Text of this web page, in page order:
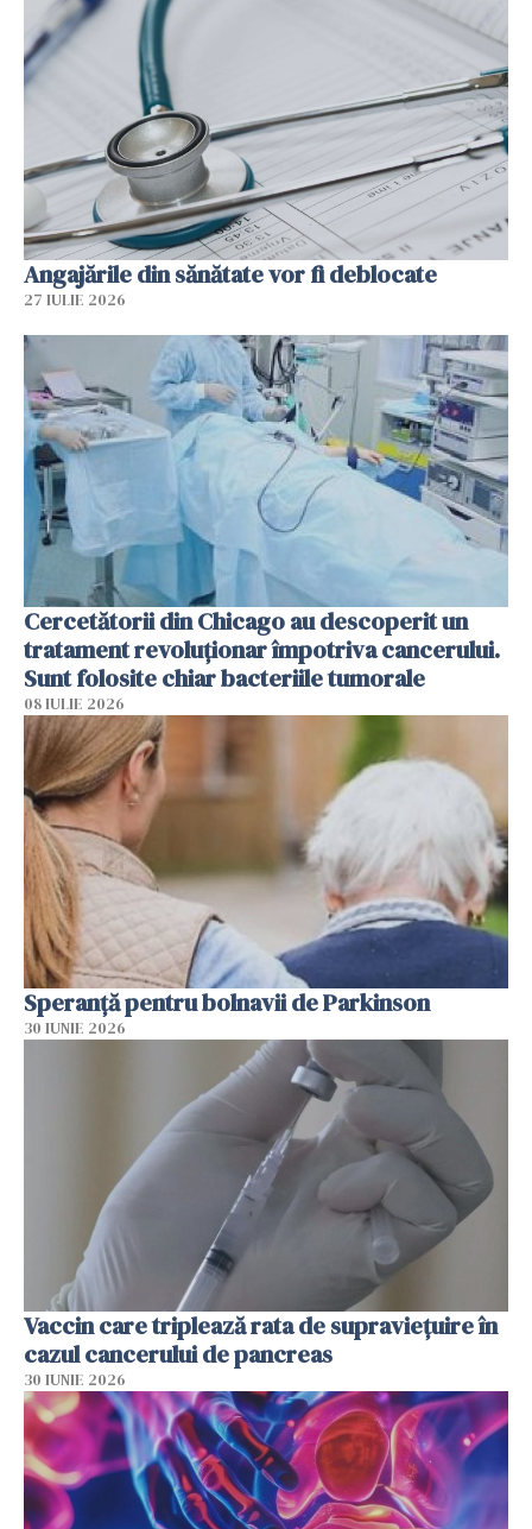
Angajările din sănătate vor fi deblocate
27 IULIE 2026
Cercetătorii din Chicago au descoperit un
tratament revoluționar împotriva cancerului.
Sunt folosite chiar bacteriile tumorale
08 IULIE 2026
Speranță pentru bolnavii de Parkinson
30 IUNIE 2026
Vaccin care triplează rata de supraviețuire în
cazul cancerului de pancreas
30 IUNIE 2026